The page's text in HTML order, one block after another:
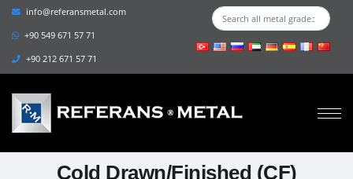
info@referansmetal.com
+90 549 671 57 71
+90 212 671 57 71
Cold Drawn/Finished (CF)